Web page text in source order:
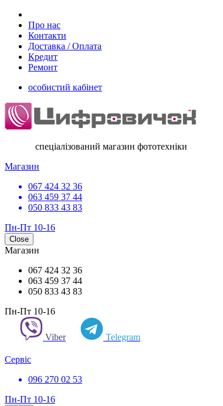
Про нас
Контакти
Доставка / Оплата
Кредит
Ремонт
особистий кабінет
спеціалізований магазин фототехніки
Магазин
067 424 32 36
063 459 37 44
050 833 43 83
Пн-Пт 10-16
Close
Магазин
067 424 32 36
063 459 37 44
050 833 43 83
Пн-Пт 10-16
Viber Telegram
Сервіс
096 270 02 53
Пн-Пт 10-16